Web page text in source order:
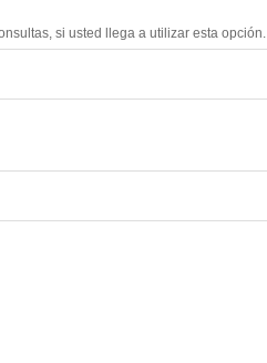
si usted llega a utilizar esta opción.